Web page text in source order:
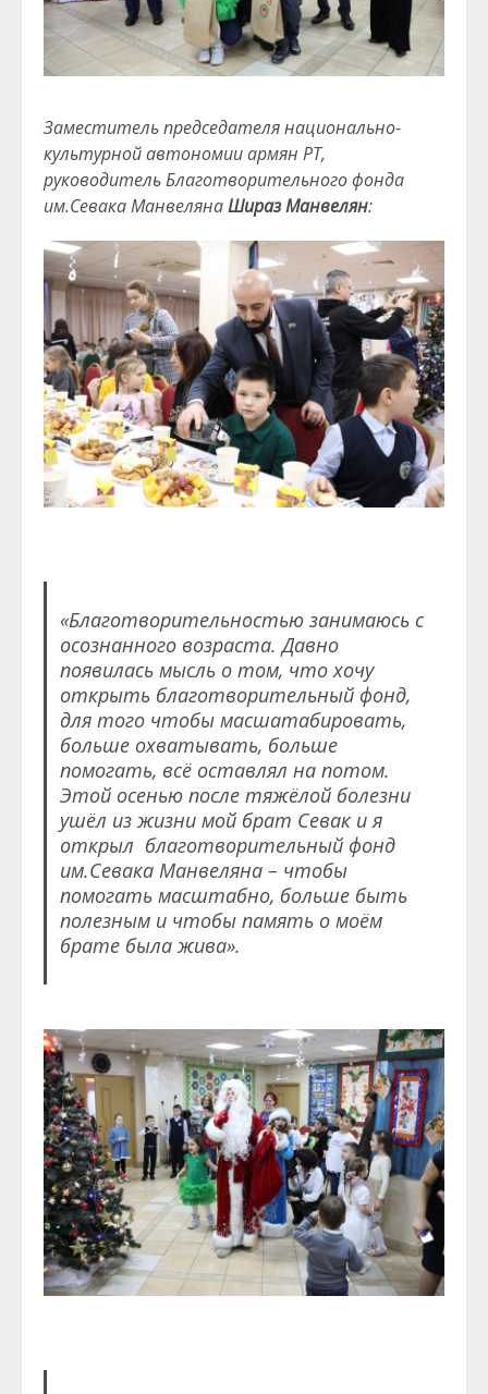
Заместитель председателя национально-
культурной автономии армян РТ,
руководитель Благотворительного фонда
им.Севака МанвелянаШираз Манвелян:
«Благотворительностью занимаюсь с
осознанного возраста. Давно
появилась мысль о том, что хочу
открыть благотворительный фонд,
для того чтобы масшатабировать,
больше охватывать, больше
помогать, всё оставлял на потом.
Этой осенью после тяжёлой болезни
ушёл из жизни мой брат Севак и я
открыл благотворительный фонд
им.Севака Манвеляна – чтобы
помогать масштабно, больше быть
полезным и чтобы память о моём
брате была жива».